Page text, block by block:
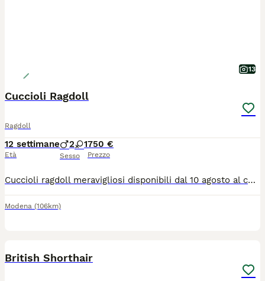
13
Cuccioli Ragdoll
Ragdoll
12 settimane
Età
2 1
Sesso
750 €
Prezzo
Cuccioli ragdoll meravigliosi disponibili dal 10 agosto al compimento del terzo mese,saranno sverminati,vaccinati,con i test dei genitori per fiv e felv ,eseguiti anche i controlli per le malattie genetiche HCM e PDK .allevati esclusivamente in famiglia abituati a lettiera e tiragraffi non li cedo a commercianti né allevatori per info scrivetemi pure su whatsapp grazie mille.
Modena (106km)
British Shorthair